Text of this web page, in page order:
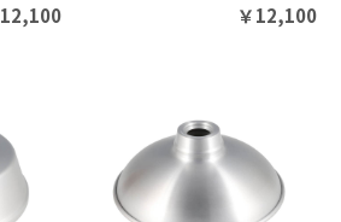
12,100 ￥12,100